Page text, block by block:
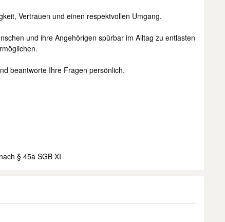
Vertrauen und einen respektvollen Umgang.
und ihre Angehörigen spürbar im Alltag zu entlasten
beantworte Ihre Fragen persönlich.
§ 45a SGB XI